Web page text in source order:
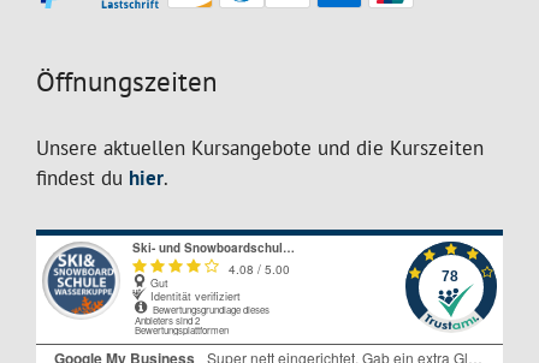
Öffnungszeiten
Unsere aktuellen Kursangebote und die Kurszeiten
findest du hier.